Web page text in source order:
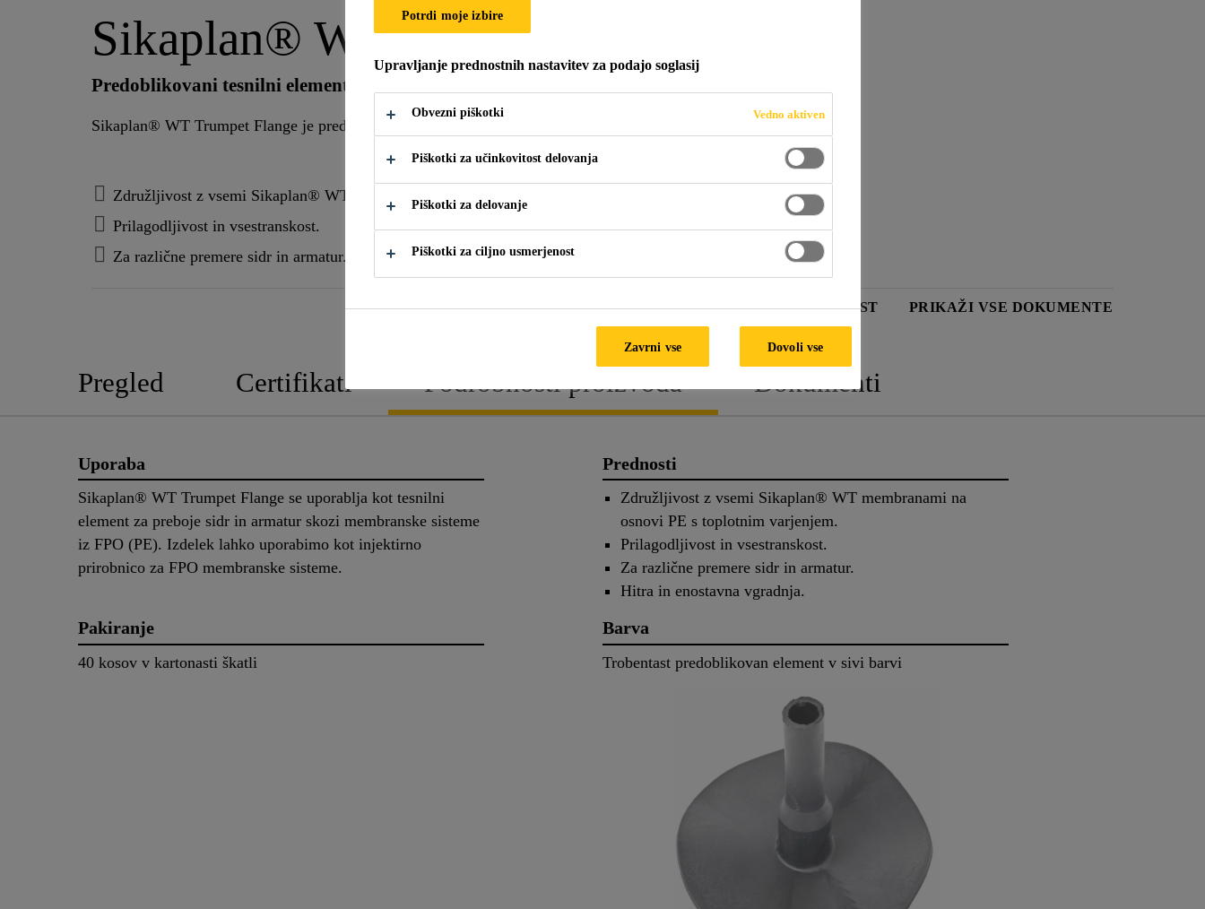
Sikaplan® WT Trumpet Flange
Predoblikovani tesnilni element za sidrišča
Sikaplan® WT Trumpet Flange je predoblikovana Prirobnica z okroglo osnovno ploščo in cevjo iz FPO-PE.
Združljivost z vsemi Sikaplan® WT membranami na osnovi PE s toplotnim varjenjem.
Prilagodljivost in vsestranskost.
Za različne premere sidr in armatur.
TEHNIČNI LIST PRIKAŽI VSE DOKUMENTE
Pregled Certifikati Podrobnosti proizvoda Dokumenti
Uporaba
Sikaplan® WT Trumpet Flange se uporablja kot tesnilni
element za preboje sidr in armatur skozi membranske sisteme
iz FPO (PE). Izdelek lahko uporabimo kot injektirno
prirobnico za FPO membranske sisteme.
Prednosti
Združljivost z vsemi Sikaplan® WT membranami na
osnovi PE s toplotnim varjenjem.
Prilagodljivost in vsestranskost.
Za različne premere sidr in armatur.
Hitra in enostavna vgradnja.
Pakiranje
40 kosov v kartonasti škatli
Barva
Trobentast predoblikovan element v sivi barvi
Potrdi moje izbire
Upravljanje prednostnih nastavitev za podajo soglasij
Obvezni piškotki Vedno aktiven
Piškotki za učinkovitost delovanja
Piškotki za delovanje
Piškotki za ciljno usmerjenost
Zavrni vse Dovoli vse